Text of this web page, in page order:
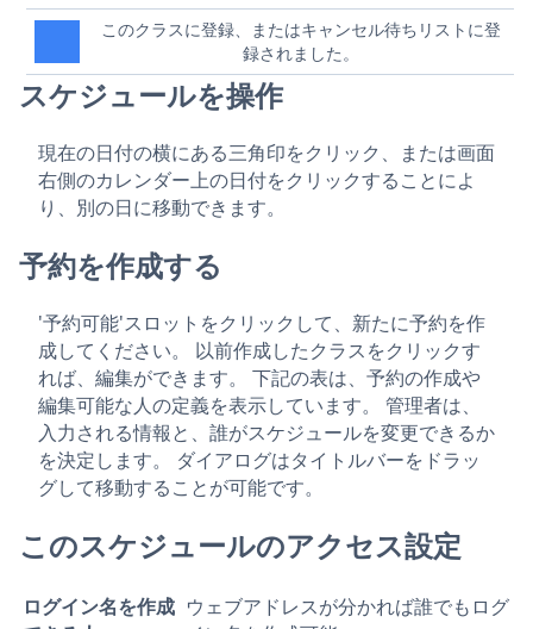
このクラスに登録、またはキャンセル待ちリストに登
録されました。
スケジュールを操作
現在の日付の横にある三角印をクリック、または画面
右側のカレンダー上の日付をクリックすることによ
り、別の日に移動できます。
予約を作成する
'予約可能'スロットをクリックして、新たに予約を作
成してください。 以前作成したクラスをクリックす
れば、編集ができます。 下記の表は、予約の作成や
編集可能な人の定義を表示しています。 管理者は、
入力される情報と、誰がスケジュールを変更できるか
を決定します。 ダイアログはタイトルバーをドラッ
グして移動することが可能です。
このスケジュールのアクセス設定
ログイン名を作成 ウェブアドレスが分かれば誰でもログ